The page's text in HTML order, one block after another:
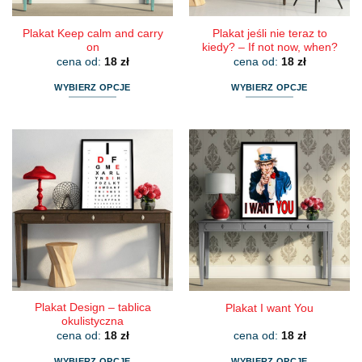
Plakat Keep calm and carry
on
cena od: 18 zł
WYBIERZ OPCJE
ma
wiele
wariantów.
Opcje
można
wybrać
na
stronie
produktu
Plakat jeśli nie teraz to
kiedy? – If not now, when?
cena od: 18 zł
WYBIERZ OPCJE
ma
wiele
wariantów.
Opcje
można
wybrać
na
stronie
produktu
Plakat Design – tablica
okulistyczna
cena od: 18 zł
Plakat I want You
cena od: 18 zł